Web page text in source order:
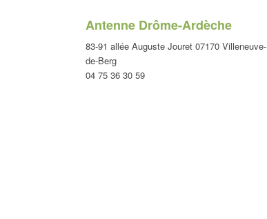
Antenne Drôme-Ardèche
83-91 allée Auguste Jouret 07170 Villeneuve-
de-Berg
04 75 36 30 59